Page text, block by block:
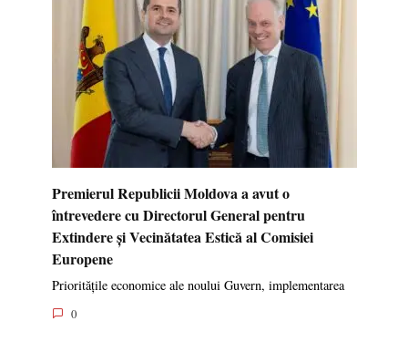
Premierul Republicii Moldova a avut o
întrevedere cu Directorul General pentru
Extindere și Vecinătatea Estică al Comisiei
Europene
Prioritățile economice ale noului Guvern, implementarea
0